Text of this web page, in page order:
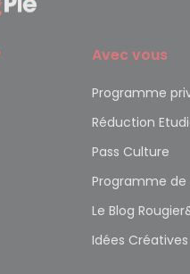
Avec vous
Programme
Réduction
Pass Culture
Programme
Le Blog
Idées Créatives